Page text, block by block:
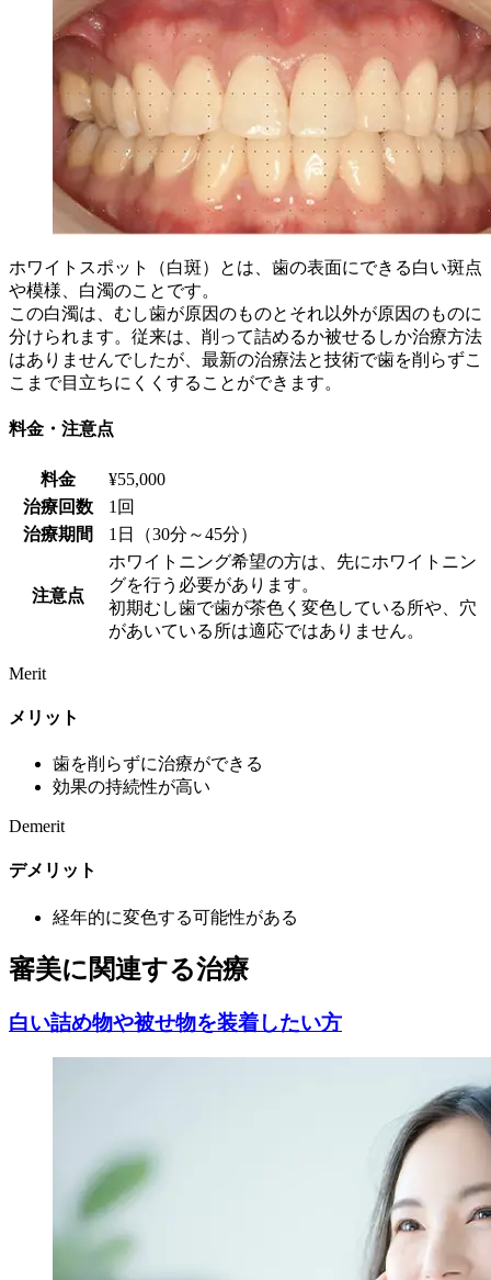
ホワイトスポット（白斑）とは、歯の表面にできる白い斑点
や模様、白濁のことです。
この白濁は、むし歯が原因のものとそれ以外が原因のものに
分けられます。従来は、削って詰めるか被せるしか治療方法
はありませんでしたが、最新の治療法と技術で歯を削らずこ
こまで目立ちにくくすることができます。
料金・注意点
料金
¥55,000
治療回数
1回
治療期間
1日（30分～45分）
注意点
ホワイトニング希望の方は、先にホワイトニン
グを行う必要があります。
初期むし歯で歯が茶色く変色している所や、穴
があいている所は適応ではありません。
Merit
メリット
歯を削らずに治療ができる
効果の持続性が高い
Demerit
デメリット
経年的に変色する可能性がある
審美に関連する治療
白い詰め物や被せ物を装着したい方